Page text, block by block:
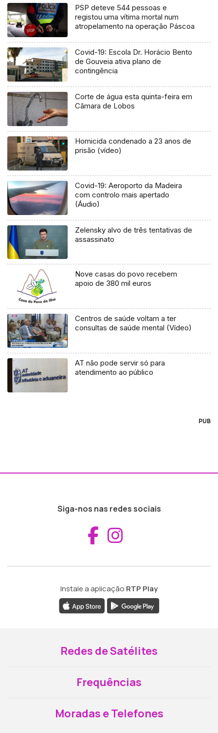
PSP deteve 544 pessoas e
registou uma vítima mortal num
atropelamento na operação Páscoa
Covid-19: Escola Dr. Horácio Bento
de Gouveia ativa plano de
contingência
Corte de água esta quinta-feira em
Câmara de Lobos
Homicida condenado a 23 anos de
prisão (vídeo)
Covid-19: Aeroporto da Madeira
com controlo mais apertado
(Áudio)
Zelensky alvo de três tentativas de
assassinato
Nove casas do povo recebem
apoio de 380 mil euros
Centros de saúde voltam a ter
consultas de saúde mental (Vídeo)
AT não pode servir só para
atendimento ao público
PUB
Siga-nos nas redes sociais
Aceder ao
Instale a aplicação RTP Play
Redes de Satélites
Frequências
Moradas e Telefones